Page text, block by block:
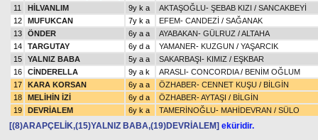
11
HİLVANLIM 9y k a AKTAŞOĞLU- ŞEBAB KIZI / SANCAKBEYİ
12
MUFUKCAN 7y k a EFEM- CANDEZİ / SAĞANAK
13
ÖNDER 6y a a AYABAKAN- GÜLRUZ /ALTAHA
14
TARGUTAY 6y d a YAMANER- KUZGUN / YAŞARCIK
15
YALNIZ BABA 5y a a SAKARBAŞI- KIMIZ / EŞKBAR
16
CİNDERELLA 9y a k ARASLI- CONCORDIA/ BENİM OĞLUM
17
KARA KORSAN 6y a a ÖZHABER- CENNET KUŞU / BİLGİN
18
MELİHİN İZİ 6y d a ÖZHABER-AYTAŞI / BİLGİN
19
DEVRİALEM 6y k a TAMERİNOĞLU- MAHİDEVRAN / SÜLO
[(8)ARAPÇELİK,(15)YALNIZ BABA,(19)DEVRİALEM] eküridir.